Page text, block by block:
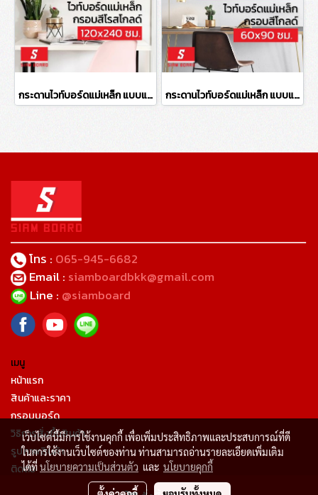
กระดานไวท์บอร์ดแม่เหล็ก แบบแขวน กรอบสีโรสโกลด์ ขนาด 120x240 ซม. กระดานไวท์บอร์ดแม่เหล็ก แบบแขวน กรอบสีโกลด์ ขนาด 60x90 ซม.
โทร : 065-945-6682
Email : siamboardbkk@gmail.com
Line : @siamboard
เมนู
หน้าแรก
สินค้าและราคา
กรอบบอร์ด
วิธิการสั่งซื้อสินค้า
รูปภาพสินค้า
ติดต่อ
เว็บไซต์นี้มีการใช้งานคุกกี้ เพื่อเพิ่มประสิทธิภาพและประสบการณ์ที่ดี
ในการใช้งานเว็บไซต์ของท่าน ท่านสามารถอ่านรายละเอียดเพิ่มเติม
ได้ที่นโยบายความเป็นส่วนตัว และ นโยบายคุกกี้